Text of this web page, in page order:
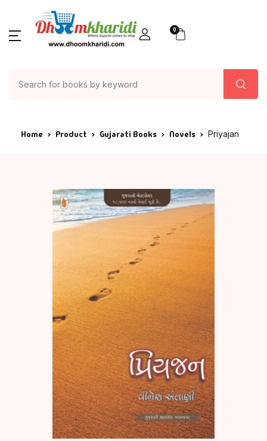
0
Home Product Gujarati Books Novels Priyajan